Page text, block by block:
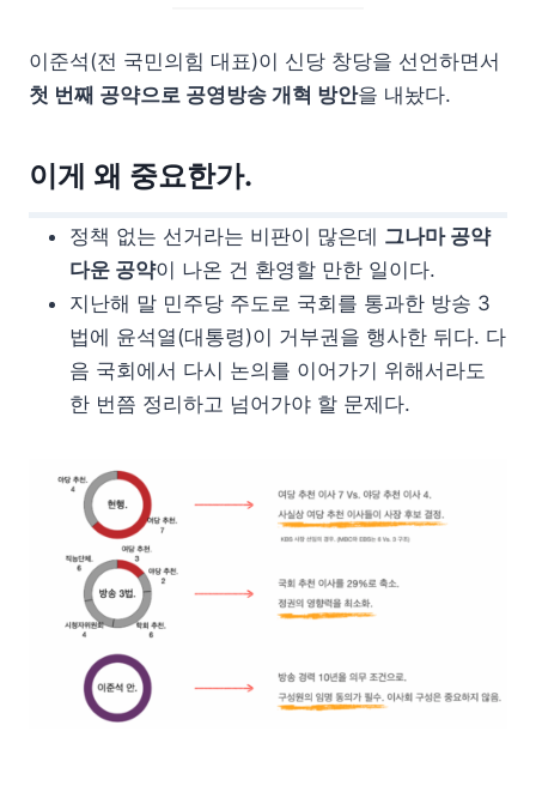
이준석(전 국민의힘 대표)이 신당 창당을 선언하면서
첫 번째 공약으로 공영방송 개혁 방안을 내놨다.
이게 왜 중요한가.
정책 없는 선거라는 비판이 많은데 그나마 공약
다운 공약이 나온 건 환영할 만한 일이다.
지난해 말 민주당 주도로 국회를 통과한 방송 3
법에 윤석열(대통령)이 거부권을 행사한 뒤다. 다
음 국회에서 다시 논의를 이어가기 위해서라도
한 번쯤 정리하고 넘어가야 할 문제다.